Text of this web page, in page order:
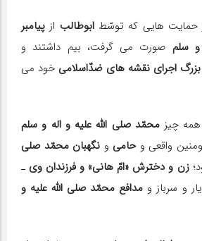
حمایت هایی که توسّطابوطالب از پیامبر
و سلم صورت می گرفت، بیم داشتند و
بزرگ اجرای نقشه های ضدّاسلامی خود می
همه چیزمحمّد صلی الله علیه و اله و سلم
واقعی وحامی و نگهبان محمّد صلی
زن و دخترش «امّ هانی» و فرزندان وی ـ
و سرباز و مدافع محمّد صلی الله علیه و